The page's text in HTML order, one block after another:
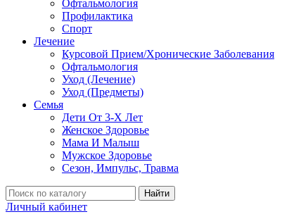
Офтальмология
Профилактика
Спорт
Лечение
Курсовой Прием/Хронические Заболевания
Офтальмология
Уход (Лечение)
Уход (Предметы)
Семья
Дети От 3-Х Лет
Женское Здоровье
Мама И Малыш
Мужское Здоровье
Сезон, Импульс, Травма
Найти
Личный кабинет